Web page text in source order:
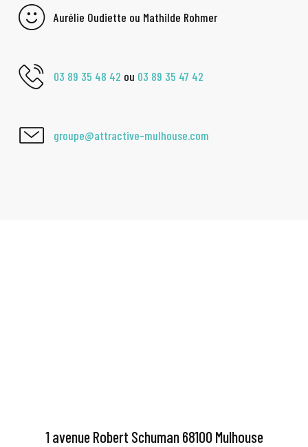
Aurélie Oudiette ou Mathilde Rohmer
03 89 35 48 42 ou 03 89 35 47 42
groupe@attractive-mulhouse.com
1 avenue Robert Schuman 68100 Mulhouse